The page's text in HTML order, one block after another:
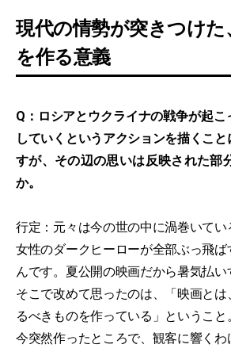
現代の情勢が突きつけた
を作る意義
Q：ロシアとウクライナの戦争が起
していくというアクションを描くこ
すが、その辺の思いは反映された部
か。
行定：元々は今の世の中に渦巻いてい
女性のダークヒーローが全部ぶっ飛
んです。夏公開の映画だから暑気払
そこで改めて思ったのは、「映画と
るべきものを作っている」というこ
今突然作ったところで、観客に響くわ